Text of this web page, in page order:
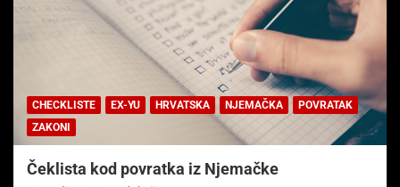
CHECKLISTE EX-YU HRVATSKA NJEMAČKA
POVRATAK
ZAKONI
Čeklista kod povratka iz Njemačke